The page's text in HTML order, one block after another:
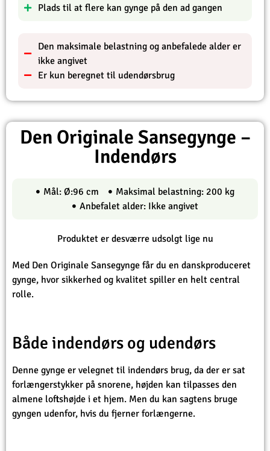
Plads til at flere kan gynge på den ad gangen
Den maksimale belastning og anbefalede alder er
ikke angivet
Er kun beregnet til udendørsbrug
Den Originale Sansegynge –
Indendørs
Mål: Ø:96 cm
Maksimal belastning: 200 kg
Anbefalet alder: Ikke angivet
Produktet er desværre udsolgt lige nu
Med Den Originale Sansegynge får du en danskproduceret
gynge, hvor sikkerhed og kvalitet spiller en helt central
rolle.
Både indendørs og udendørs
Denne gynge er velegnet til indendørs brug, da der er sat
forlængerstykker på snorene, højden kan tilpasses den
almene loftshøjde i et hjem. Men du kan sagtens bruge
gyngen udenfor, hvis du fjerner forlængerne.